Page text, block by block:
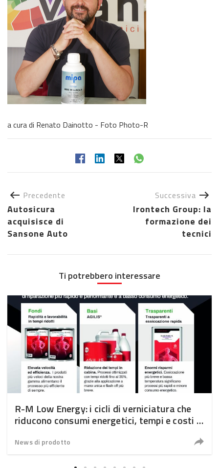
a cura di Renato Dainotto - Foto Photo-R
Precedente
Autosicura
acquisisce di
Sansone Auto
Successiva
Irontech Group: la
formazione dei
tecnici
Ti potrebbero interessare
R-M Low Energy: i cicli di verniciatura che
riducono consumi energetici, tempi e costi in
News di prodotto